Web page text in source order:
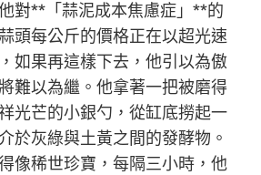
對**「蒜泥成本焦慮症」**的
頭每公斤的價格正在以超光速
如果再這樣下去，他引以為傲
難以為繼。他拿著一把被磨得
光芒的小銀勺，從缸底撈起一
於灰綠與土黃之間的發酵物。
像稀世珍寶，每隔三小時，他